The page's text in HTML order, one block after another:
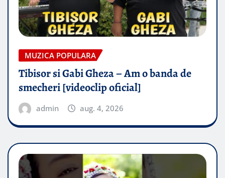
MUZICA POPULARA
Tibisor si Gabi Gheza – Am o banda de
smecheri [videoclip oficial]
admin aug. 4, 2026